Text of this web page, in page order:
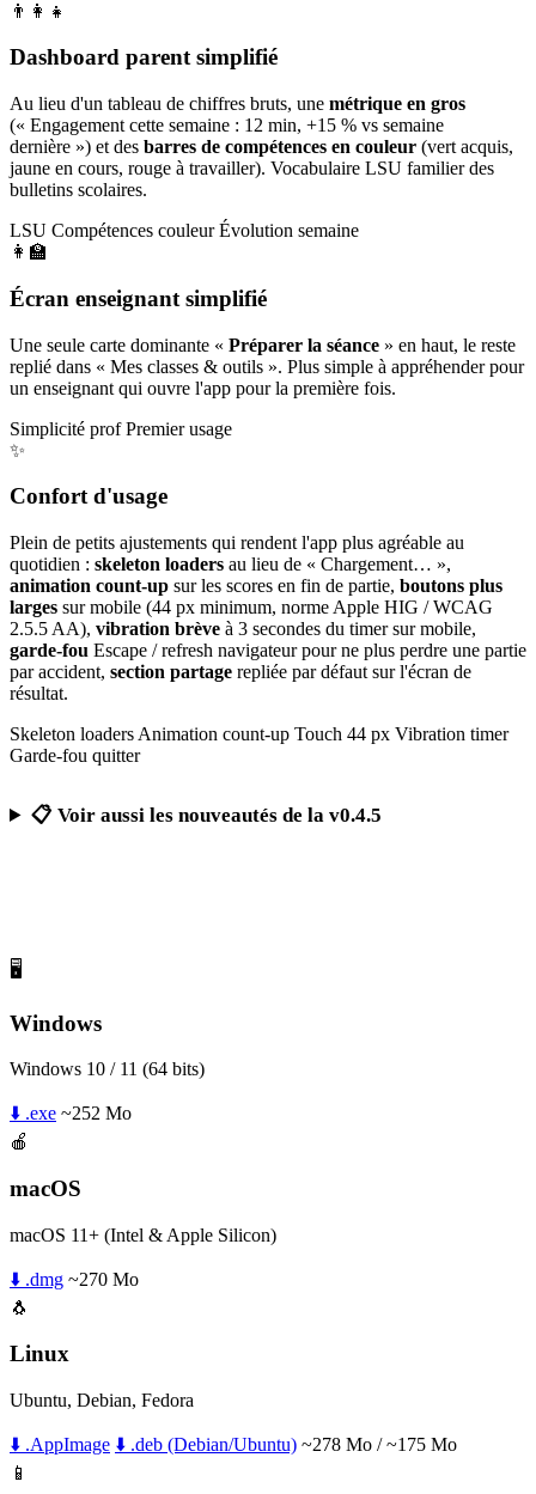
👨‍👩‍👧
Dashboard parent simplifié
Au lieu d'un tableau de chiffres bruts, une métrique en gros
(« Engagement cette semaine : 12 min, +15 % vs semaine
dernière ») et des barres de compétences en couleur (vert acquis,
jaune en cours, rouge à travailler). Vocabulaire LSU familier des
bulletins scolaires.
LSU Compétences couleur Évolution semaine
👩‍🏫
Écran enseignant simplifié
Une seule carte dominante « Préparer la séance » en haut, le reste
replié dans « Mes classes & outils ». Plus simple à appréhender pour
un enseignant qui ouvre l'app pour la première fois.
Simplicité prof Premier usage
✨
Confort d'usage
Plein de petits ajustements qui rendent l'app plus agréable au
quotidien : skeleton loaders au lieu de « Chargement… »,
animation count-up sur les scores en fin de partie, boutons plus
larges sur mobile (44 px minimum, norme Apple HIG / WCAG
2.5.5 AA), vibration brève à 3 secondes du timer sur mobile,
garde-fou Escape / refresh navigateur pour ne plus perdre une partie
par accident, section partage repliée par défaut sur l'écran de
résultat.
Skeleton loaders Animation count-up Touch 44 px Vibration timer
Garde-fou quitter
📋 Voir aussi les nouveautés de la v0.4.5
🖥️
Windows
Windows 10 / 11 (64 bits)
⬇️ .exe ~252 Mo
🍎
macOS
macOS 11+ (Intel & Apple Silicon)
⬇️ .dmg ~270 Mo
🐧
Linux
Ubuntu, Debian, Fedora
⬇️ .AppImage ⬇️ .deb (Debian/Ubuntu) ~278 Mo / ~175 Mo
📱